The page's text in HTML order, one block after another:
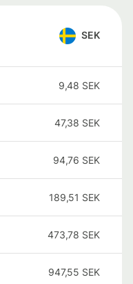
SEK
9,48 SEK
47,38 SEK
94,76 SEK
189,51 SEK
473,78 SEK
947,55 SEK